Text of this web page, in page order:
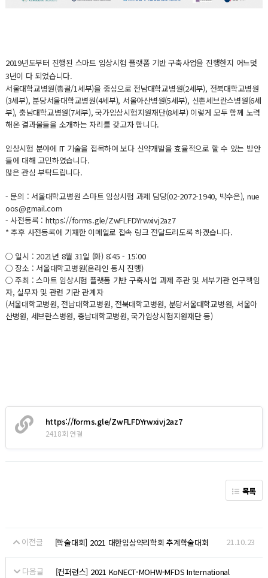
2019년도부터 진행된 스마트 임상시험 플랫폼 기반 구축사업을 진행한지 어느덧
3년이 다 되었습니다.
서울대학교병원(총괄/1세부)을 중심으로 전남대학교병원(2세부), 전북대학교병원
(3세부), 분당서울대학교병원(4세부), 서울아산병원(5세부), 신촌세브란스병원(6세
부), 충남대학교병원(7세부), 국가임상시험지원재단(8세부) 이렇게 모두 함께 노력
해온 결과물들을 소개하는 자리를 갖고자 합니다.
임상시험 분야에 IT 기술을 접목하여 보다 신약개발을 효율적으로 할 수 있는 방안
들에 대해 고민하였습니다.
많은 관심 부탁드립니다.
- 문의 : 서울대학교병원 스마트 임상시험 과제 담당(02-2072-1940, 박수은), nue
oos@gmail.com
- 사전등록 : https://forms.gle/ZwFLFDYrwxivj2az7
* 추후 사전등록에 기재한 이메일로 접속 링크 전달드리도록 하겠습니다.
○ 일시 : 2021년 8월 31일 (화) 8:45 - 15:00
○ 장소 : 서울대학교병원(온라인 동시 진행)
○ 주최 : 스마트 임상시험 플랫폼 기반 구축사업 과제 주관 및 세부기관 연구책임
자, 실무자 및 관련 기관 관계자
(서울대학교병원, 전남대학교병원, 전북대학교병원, 분당서울대학교병원, 서울아
산병원, 세브란스병원, 충남대학교병원, 국가임상시험지원재단 등)
https://forms.gle/ZwFLFDYrwxivj2az7
2418회 연결
목록
이전글 [학술대회] 2021 대한임상약리학회 추계학술대회 21.10.23
다음글 [컨퍼런스] 2021 KoNECT-MOHW-MFDS International